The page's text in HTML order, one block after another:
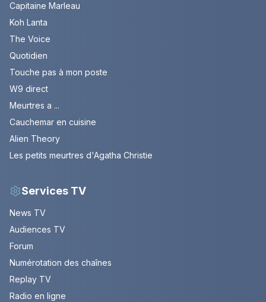
Capitaine Marleau
Koh Lanta
The Voice
Quotidien
Touche pas à mon poste
W9 direct
Meurtres a ...
Cauchemar en cuisine
Alien Theory
Les petits meurtres d'Agatha Christie
Services TV
News TV
Audiences TV
Forum
Numérotation des chaînes
Replay TV
Radio en ligne